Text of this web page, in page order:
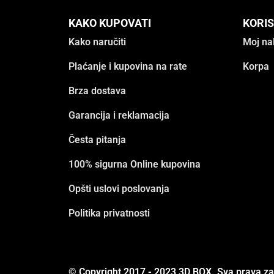
KAKO KUPOVATI
Kako naručiti
Plaćanje i kupovina na rate
Brza dostava
Garancija i reklamacija
Česta pitanja
100% sigurna Online kupovina
Opšti uslovi poslovanja
Politika privatnosti
Moj
Korpa